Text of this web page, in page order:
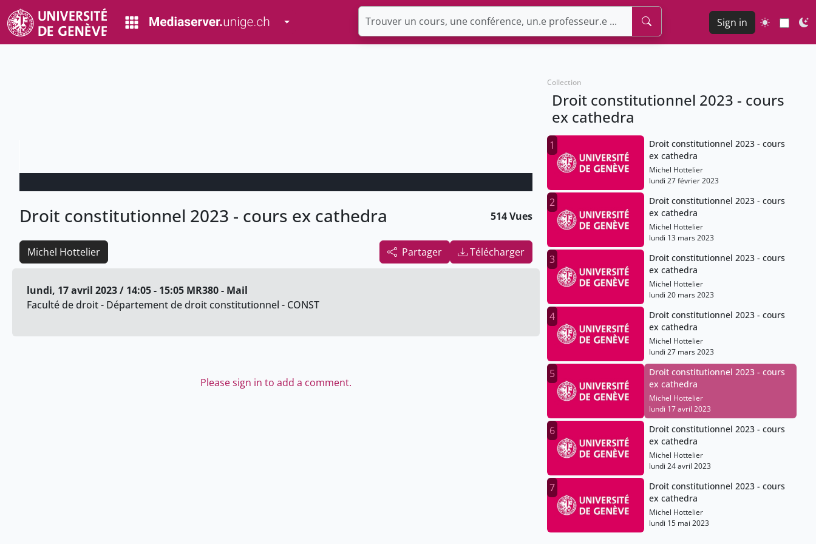
Toggle Dropdown Sign in
Droit constitutionnel 2023 - cours ex cathedra 514 Vues
Partager Télécharger
Michel Hottelier
lundi, 17 avril 2023 / 14:05 - 15:05 MR380 - Mail
Faculté de droit - Département de droit constitutionnel - CONST
Please sign in to add a comment.
Collection
Droit constitutionnel 2023 - cours
ex cathedra
1
Droit constitutionnel 2023 - cours
ex cathedra
Michel Hottelier
lundi 27 février 2023
2
Droit constitutionnel 2023 - cours
ex cathedra
Michel Hottelier
lundi 13 mars 2023
3
Droit constitutionnel 2023 - cours
ex cathedra
Michel Hottelier
lundi 20 mars 2023
4
Droit constitutionnel 2023 - cours
ex cathedra
Michel Hottelier
lundi 27 mars 2023
5
Droit constitutionnel 2023 - cours
ex cathedra
Michel Hottelier
lundi 17 avril 2023
6
Droit constitutionnel 2023 - cours
ex cathedra
Michel Hottelier
lundi 24 avril 2023
7
Droit constitutionnel 2023 - cours
ex cathedra
Michel Hottelier
lundi 15 mai 2023